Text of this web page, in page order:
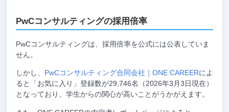
PwCコンサルティングの採用倍率
PwCコンサルティングは、採用倍率を公式には公表していま
せん。
しかし、 PwCコンサルティング合同会社｜ONE CAREERによ
ると「お気に入り」登録数が29,746名（2026年3月3日現在）
となっており、学生からの関心が高いことがうかがえます。